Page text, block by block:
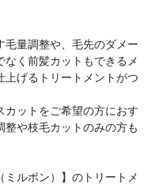
毛量調整や、毛先のダメー
なく前髪カットもできるメ
上げるトリートメントがつ
カットをご希望の方におす
や枝毛カットのみの方も
ミルボン）】のトリートメ